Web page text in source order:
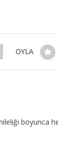
OYLA
boyunca